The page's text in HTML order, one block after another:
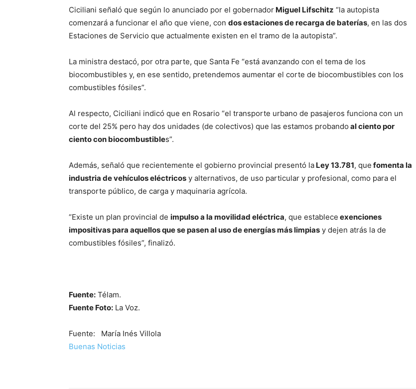
Ciciliani señaló que según lo anunciado por el gobernador Miguel Lifschitz “la autopista
comenzará a funcionar el año que viene, con dos estaciones de recarga de baterías, en las dos
Estaciones de Servicio que actualmente existen en el tramo de la autopista”.
La ministra destacó, por otra parte, que Santa Fe “está avanzando con el tema de los
biocombustibles y, en ese sentido, pretendemos aumentar el corte de biocombustibles con los
combustibles fósiles”.
Al respecto, Ciciliani indicó que en Rosario “el transporte urbano de pasajeros funciona con un
corte del 25% pero hay dos unidades (de colectivos) que las estamos probando al ciento por
ciento con biocombustibles”.
Además, señaló que recientemente el gobierno provincial presentó la Ley 13.781, que fomenta la
industria de vehículos eléctricos y alternativos, de uso particular y profesional, como para el
transporte público, de carga y maquinaria agrícola.
“Existe un plan provincial de impulso a la movilidad eléctrica, que establece exenciones
impositivas para aquellos que se pasen al uso de energías más limpias y dejen atrás la de
combustibles fósiles”, finalizó.
Fuente: Télam.
Fuente Foto: La Voz.
Fuente: María Inés Villola
Buenas Noticias